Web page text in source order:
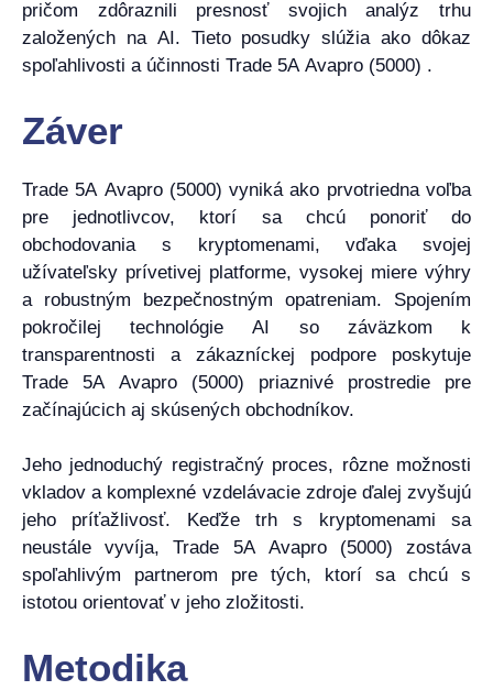
pričom zdôraznili presnosť svojich analýz trhu
založených na AI. Tieto posudky slúžia ako dôkaz
spoľahlivosti a účinnosti Trade 5A Avapro (5000) .
Záver
Trade 5A Avapro (5000) vyniká ako prvotriedna voľba
pre jednotlivcov, ktorí sa chcú ponoriť do
obchodovania s kryptomenami, vďaka svojej
užívateľsky prívetivej platforme, vysokej miere výhry
a robustným bezpečnostným opatreniam. Spojením
pokročilej technológie AI so záväzkom k
transparentnosti a zákazníckej podpore poskytuje
Trade 5A Avapro (5000) priaznivé prostredie pre
začínajúcich aj skúsených obchodníkov.
Jeho jednoduchý registračný proces, rôzne možnosti
vkladov a komplexné vzdelávacie zdroje ďalej zvyšujú
jeho príťažlivosť. Keďže trh s kryptomenami sa
neustále vyvíja, Trade 5A Avapro (5000) zostáva
spoľahlivým partnerom pre tých, ktorí sa chcú s
istotou orientovať v jeho zložitosti.
Metodika